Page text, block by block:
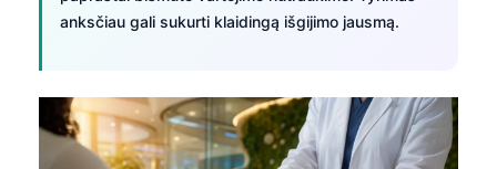
anksčiau gali sukurti klaidingą išgijimo jausmą.
Basa Jawa
Cebuano
Татар теле